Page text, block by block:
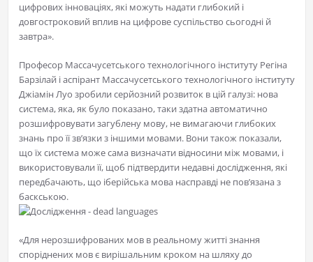
цифрових інноваціях, які можуть надати глибокий і
довгостроковий вплив на цифрове суспільство сьогодні й
завтра».
Професор Массачусетського технологічного інституту Регіна
Барзілай і аспірант Массачусетського технологічного інституту
Джіамін Луо зробили серйозний розвиток в цій галузі: нова
система, яка, як було показано, таки здатна автоматично
розшифровувати загублену мову, не вимагаючи глибоких
знань про її зв’язки з іншими мовами. Вони також показали,
що їх система може сама визначати відносини між мовами, і
використовували її, щоб підтвердити недавні дослідження, які
передбачають, що іберійська мова насправді не пов’язана з
баскською.
«Для нерозшифрованих мов в реальному житті знання
споріднених мов є вирішальним кроком на шляху до